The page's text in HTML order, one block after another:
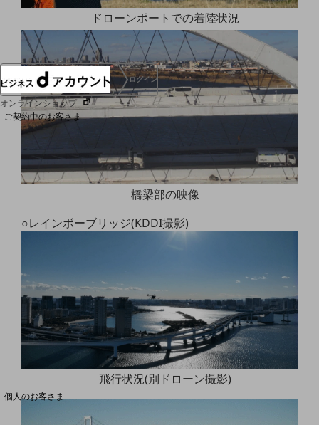
ログイン
オンラインショップ
ご契約中のお客さま
サービス別サポート情報
ご契約中サービスの一元管理
Web明細(ビリングステーション)
料金分析(ご利用料金管理サービス)
Web明細(My docomo)
個人のお客さま
ドローンポートでの着陸状況
橋梁部の映像
○レインボーブリッジ(KDDI撮影)
飛行状況(別ドローン撮影)